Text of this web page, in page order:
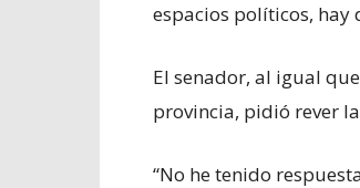
espacios políticos, hay
El senador, al igual
provincia, pidió rever
“No he tenido